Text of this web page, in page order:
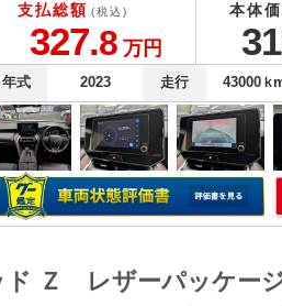
支払総額 (税込)
327.8 万円
本体
年式 2023 走行 43000ｋ
ド Ｚ レザーパッケー